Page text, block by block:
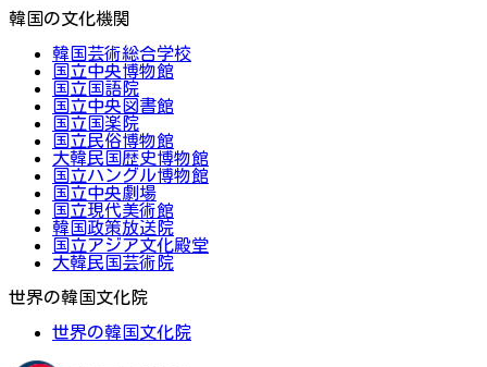
韓国の文化機関
韓国芸術総合学校
国立中央博物館
国立国語院
国立中央図書館
国立国楽院
国立民俗博物館
大韓民国歴史博物館
国立ハングル博物館
国立中央劇場
国立現代美術館
韓国政策放送院
国立アジア文化殿堂
大韓民国芸術院
世界の韓国文化院
世界の韓国文化院